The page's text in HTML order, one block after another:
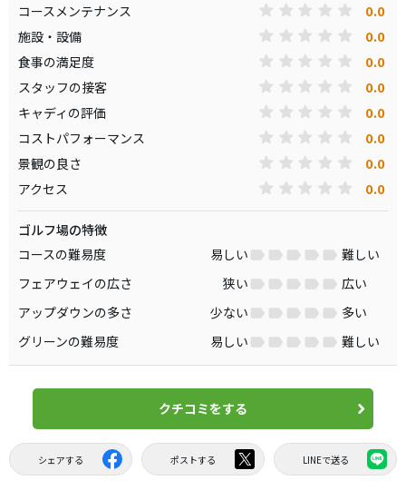
コースメンテナンス
0.0
施設・設備 0.0
食事の満足度 0.0
スタッフの接客 0.0
キャディの評価 0.0
コストパフォーマンス 0.0
景観の良さ 0.0
アクセス 0.0
ゴルフ場の特徴
コースの難易度
易しい
難しい
フェアウェイの広さ
狭い
広い
アップダウンの多さ
少ない
多い
グリーンの難易度
易しい 難しい
クチコミをする
シェアする ポストする LINEで送る